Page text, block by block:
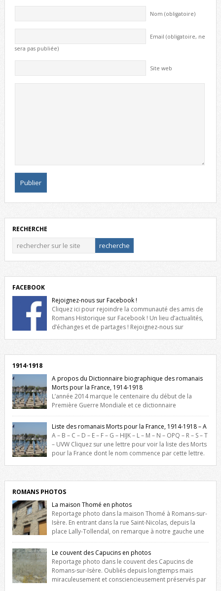
Nom (obligatoire)
Email (obligatoire, ne
sera pas publiée)
Site web
RECHERCHE
FACEBOOK
Rejoignez-nous sur Facebook !
Cliquez ici pour rejoindre la communauté des amis de
Romans Historique sur Facebook ! Un lieu d’actualités,
d’échanges et de partages ! Rejoignez-nous sur
1914-1918
A propos du Dictionnaire biographique des romanais
Morts pour la France, 1914-1918
L’année 2014 marque le centenaire du début de la
Première Guerre Mondiale et ce dictionnaire
biographique veut rendre hommage aux romanais Morts pour la
France durant ce conflit. La base de cette recherche historique est
constituée des noms gravés sur les plaques commémoratives de
l’Hôtel de Ville, du lycée du Dauphiné et du lycée Triboulet, […]
Liste des romanais Morts pour la France, 1914-1918 – A
A – B – C – D – E – F – G – HIJK – L – M – N – OPQ – R – S – T
– UVW Cliquez sur une lettre pour voir la liste des Morts
pour la France dont le nom commence par cette lettre.
ROMANS PHOTOS
La maison Thomé en photos
Reportage photo dans la maison Thomé à Romans-sur-
Isère. En entrant dans la rue Saint-Nicolas, depuis la
place Lally-Tollendal, on remarque à notre gauche une
maison construite au XVIè siècle. Les deux façades sont ornées de
fenêtres jumelles à meneaux. Entre ces deux étages, on peut voir une
niche qui contient une statue de la Vierge. […]
Le couvent des Capucins en photos
Reportage photo dans le couvent des Capucins de
Romans-sur-Isère. Oubliés depuis longtemps mais
miraculeusement et consciencieusement préservés par